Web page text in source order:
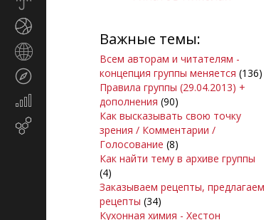
Экономика
маркетинг
Важные темы:
Всем авторам и читателям -
концепция группы меняется (136)
Правила группы (29.04.2013) +
дополнения (90)
Как высказывать свою точку
зрения / Комментарии /
Голосование (8)
Как найти тему в архиве группы
(4)
Заказываем рецепты, предлагаем
рецепты (34)
Кухонная химия - Хестон